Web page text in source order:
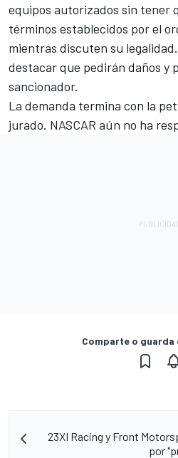
equipos autorizados sin tener
términos establecidos por el
mientras discuten su
destacar que pedirán daños y
sancionador.
La demanda termina con la
jurado. NASCAR aún no ha
Comparte o
23XI Racing y Front
por